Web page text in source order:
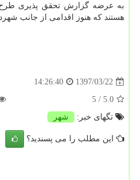
به عرضه گزارش تحقق پذیری
هستند كه هنوز اقدامی از جانب
1397/03/22
14:26:40
5.0
/ 5
تگهای خبر:
شهر
این مطلب را می پسندید؟